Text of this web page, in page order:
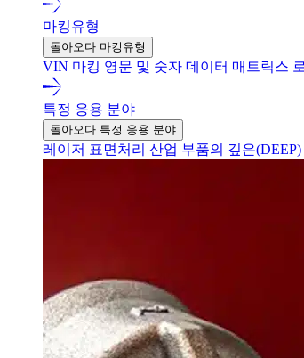
마킹유형
돌아오다 마킹유형
VIN 마킹 영문 및 숫자 데이터 매트릭스
특정 응용 분야
돌아오다 특정 응용 분야
레이저 표면처리 산업 부품의 깊은(DEEP)